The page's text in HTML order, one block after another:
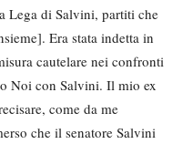
Lega di Salvini, partiti che
Era stata indetta in
cautelare nei confronti
Noi con Salvini. Il mio ex
come da me
che il senatore Salvini